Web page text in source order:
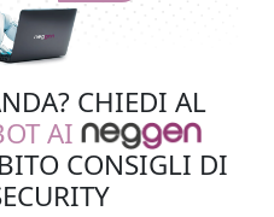
CHIEDI AL
AI
CONSIGLI DI